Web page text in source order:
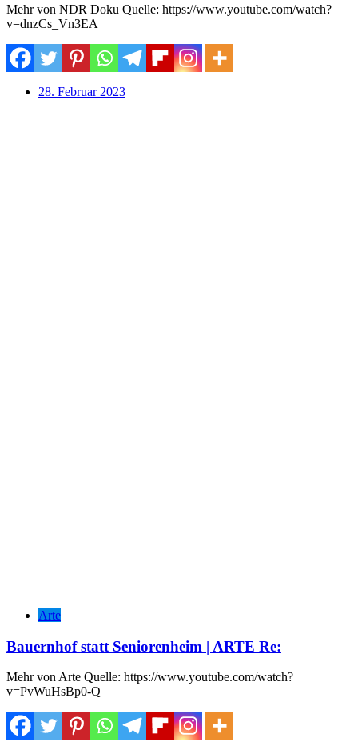
Mehr von NDR Doku Quelle: https://www.youtube.com/watch?
v=dnzCs_Vn3EA
28. Februar 2023
Arte
Bauernhof statt Seniorenheim | ARTE Re:
Mehr von Arte Quelle: https://www.youtube.com/watch?
v=PvWuHsBp0-Q